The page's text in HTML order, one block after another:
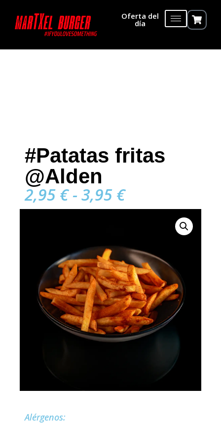
Oferta del
día
#Patatas fritas
@Alden
2,95 € -3,95 €
Alérgenos: